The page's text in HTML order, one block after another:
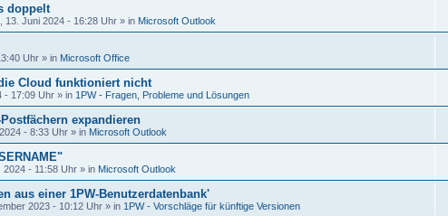
doppelt
13. Juni 2024 - 16:28 Uhr » in Microsoft Outlook
Uhr » in Microsoft Office
Cloud funktioniert nicht
- 17:09 Uhr » in 1PW - Fragen, Probleme und Lösungen
expandieren
- 8:33 Uhr » in Microsoft Outlook
2024 - 11:58 Uhr » in Microsoft Outlook
aus einer 1PW-Benutzerdatenbank'
2023 - 10:12 Uhr » in 1PW - Vorschläge für künftige Versionen